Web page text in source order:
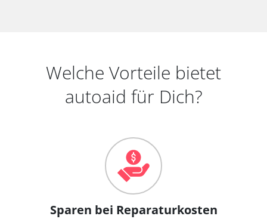
Welche Vorteile bietet
autoaid für Dich?
Sparen bei Reparaturkosten